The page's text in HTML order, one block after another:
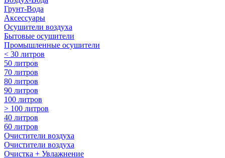
Грунт-Вода
Аксессуары
Осушители воздуха
Бытовые осушители
Промышленные осушители
< 30 литров
50 литров
70 литров
80 литров
90 литров
100 литров
> 100 литров
40 литров
60 литров
Очистители воздуха
Очистители воздуха
Очистка + Увлажнение